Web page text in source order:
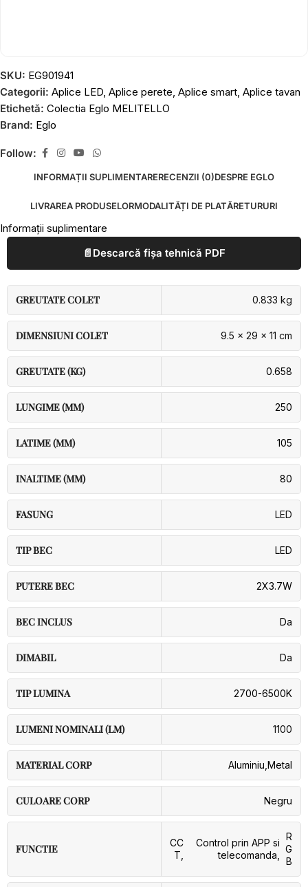
SKU: EG901941
Categorii: Aplice LED, Aplice perete, Aplice smart, Aplice tavan
Etichetă: Colectia Eglo MELITELLO
Brand: Eglo
Follow:
INFORMAȚII SUPLIMENTARERECENZII (0)DESPRE EGLO
LIVRAREA PRODUSELORMODALITĂȚI DE PLATĂRETURURI
Informații suplimentare
📄 Descarcă fișa tehnică PDF
GREUTATE COLET 0.833 kg
DIMENSIUNI COLET 9.5 × 29 × 11 cm
GREUTATE (KG) 0.658
LUNGIME (MM) 250
LATIME (MM) 105
INALTIME (MM) 80
FASUNG LED
TIP BEC LED
PUTERE BEC 2X3.7W
BEC INCLUS Da
DIMABIL Da
TIP LUMINA 2700-6500K
LUMENI NOMINALI (LM) 1100
MATERIAL CORP Aluminiu Metal
CULOARE CORP Negru
FUNCTIE
CC
T
Control prin APP si
telecomanda
R
G
B